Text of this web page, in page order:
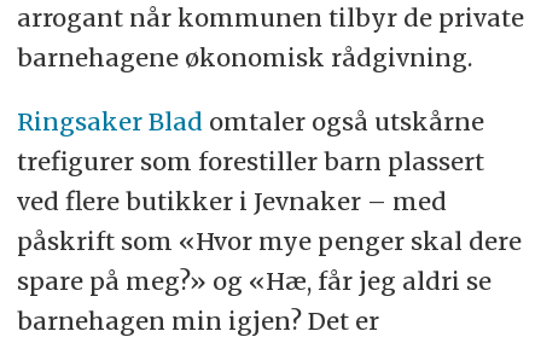
arrogant når kommunen tilbyr de private
barnehagene økonomisk rådgivning.
Ringsaker Blad omtaler også utskårne
trefigurer som forestiller barn plassert
ved flere butikker i Jevnaker – med
påskrift som «Hvor mye penger skal dere
spare på meg?» og «Hæ, får jeg aldri se
barnehagen min igjen? Det er